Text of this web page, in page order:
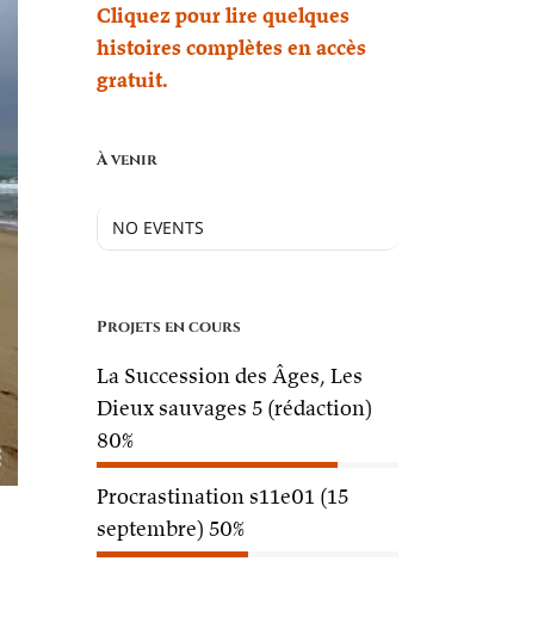
Cliquez pour lire quelques
histoires complètes en accès
gratuit.
À venir
NO EVENTS
Projets en cours
La Succession des Âges, Les
Dieux sauvages 5 (rédaction)
80%
Procrastination s11e01 (15
septembre) 50%